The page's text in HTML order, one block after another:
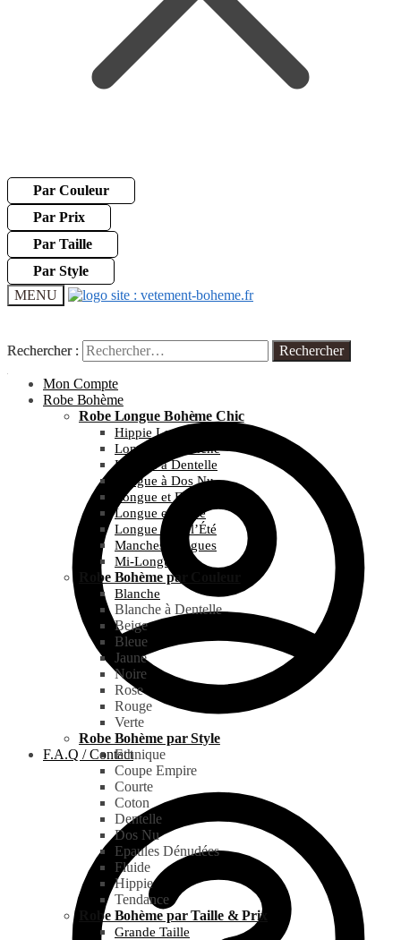
Par Couleur
Par Prix
Par Taille
Par Style
MENU
Rechercher :
Mon Compte
F.A.Q / Contact
Rechercher :
Robe Bohème
Robe Longue Bohème Chic
Hippie Longue
Longue et Blanche
Longue à Dentelle
Longue à Dos Nu
Longue et Fleurie
Longue et Noire
Longue pour l’Été
Manches Longues
Mi-Longue
Robe Bohème par Couleur
Blanche
Blanche à Dentelle
Beige
Bleue
Jaune
Noire
Rose
Rouge
Verte
Robe Bohème par Style
Ethnique
Coupe Empire
Courte
Coton
Dentelle
Dos Nu
Epaules Dénudées
Fluide
Hippie
Tendance
Robe Bohème par Taille & Prix
Grande Taille